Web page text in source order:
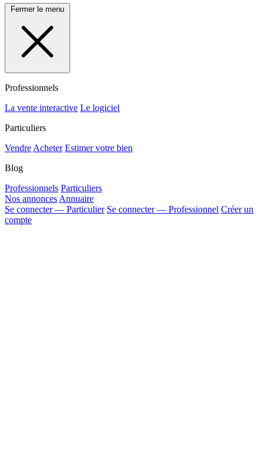
Fermer le menu
Professionnels
La vente interactive Le logiciel
Particuliers
Vendre Acheter Estimer votre bien
Blog
Professionnels Particuliers
Nos annonces Annuaire
Se connecter — Particulier Se connecter — Professionnel Créer un
compte